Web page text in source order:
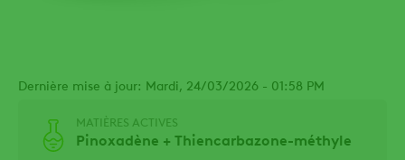
Dernière mise à jour: Mardi, 24/03/2026 - 01:58 PM
MATIÈRES ACTIVES
Pinoxadène + Thiencarbazone-méthyle